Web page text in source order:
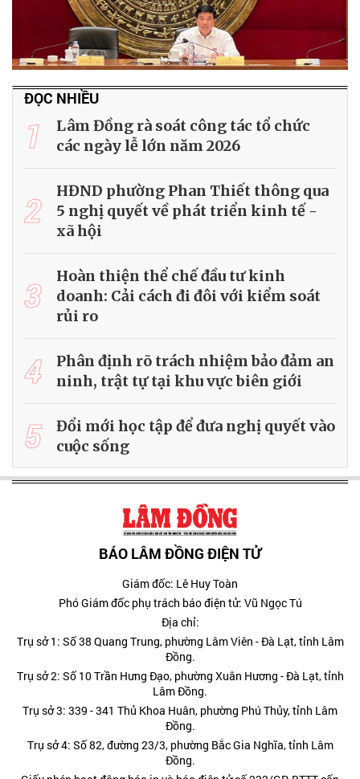
ĐỌC NHIỀU
1
Lâm Đồng rà soát công tác tổ chức
các ngày lễ lớn năm 2026
2
HĐND phường Phan Thiết thông qua
5 nghị quyết về phát triển kinh tế -
xã hội
3
Hoàn thiện thể chế đầu tư kinh
doanh: Cải cách đi đôi với kiểm soát
rủi ro
4
Phân định rõ trách nhiệm bảo đảm an
ninh, trật tự tại khu vực biên giới
5
Đổi mới học tập để đưa nghị quyết vào
cuộc sống
BÁO LÂM ĐỒNG ĐIỆN TỬ
Giám đốc: Lê Huy Toàn
Phó Giám đốc phụ trách báo điện tử: Vũ Ngọc Tú
Địa chỉ:
Trụ sở 1: Số 38 Quang Trung, phường Lâm Viên - Đà Lạt, tỉnh Lâm
Đồng.
Trụ sở 2: Số 10 Trần Hưng Đạo, phường Xuân Hương - Đà Lạt, tỉnh
Lâm Đồng.
Trụ sở 3: 339 - 341 Thủ Khoa Huân, phường Phú Thủy, tỉnh Lâm
Đồng.
Trụ sở 4: Số 82, đường 23/3, phường Bắc Gia Nghĩa, tỉnh Lâm
Đồng.